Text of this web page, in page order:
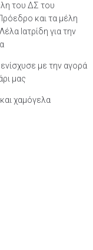
του ΔΣ του
και τα μέλη
Ιατρίδη για την
με την αγορά
μας
χαμόγελα